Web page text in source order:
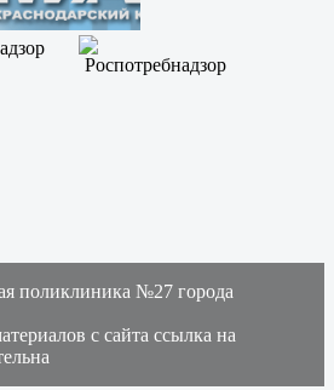
поликлиника №27 города
с сайта ссылка на